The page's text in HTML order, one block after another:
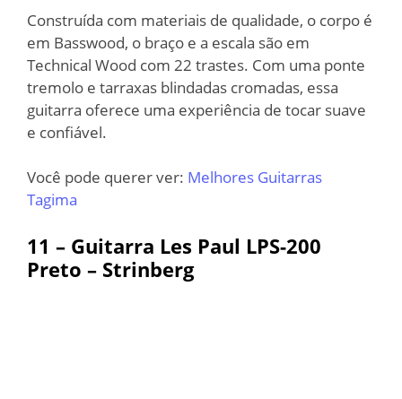
Construída com materiais de qualidade, o corpo é
em Basswood, o braço e a escala são em
Technical Wood com 22 trastes. Com uma ponte
tremolo e tarraxas blindadas cromadas, essa
guitarra oferece uma experiência de tocar suave
e confiável.
Você pode querer ver: Melhores Guitarras
Tagima
11 – Guitarra Les Paul LPS-200
Preto – Strinberg